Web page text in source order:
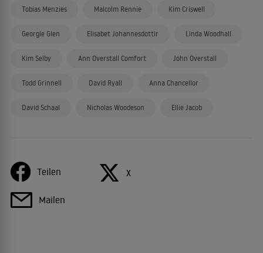
Tobias Menzies Malcolm Rennie Kim Criswell
Georgie Glen Elisabet Johannesdottir Linda Woodhall
Kim Selby Ann Overstall Comfort John Overstall
Todd Grinnell David Ryall Anna Chancellor
David Schaal Nicholas Woodeson Ellie Jacob
Teilen X
Mailen